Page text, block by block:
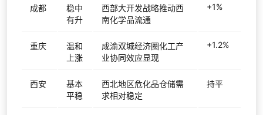
成都
稳中
有升
西部大开发战略推动西
南化学品流通
+1%
重庆
温和
上涨
成渝双城经济圈化工产
业协同效应显现
+1.2%
西安
基本
平稳
西北地区危化品仓储需
求相对稳定
持平